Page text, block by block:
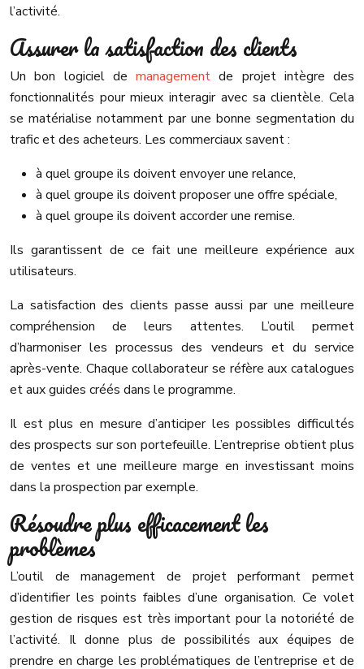
l’activité.
Assurer la satisfaction des clients
Un bon logiciel de management de projet intègre des
fonctionnalités pour mieux interagir avec sa clientèle. Cela
se matérialise notamment par une bonne segmentation du
trafic et des acheteurs. Les commerciaux savent :
à quel groupe ils doivent envoyer une relance,
à quel groupe ils doivent proposer une offre spéciale,
à quel groupe ils doivent accorder une remise.
Ils garantissent de ce fait une meilleure expérience aux
utilisateurs.
La satisfaction des clients passe aussi par une meilleure
compréhension de leurs attentes. L’outil permet
d’harmoniser les processus des vendeurs et du service
après-vente. Chaque collaborateur se réfère aux catalogues
et aux guides créés dans le programme.
Il est plus en mesure d’anticiper les possibles difficultés
des prospects sur son portefeuille. L’entreprise obtient plus
de ventes et une meilleure marge en investissant moins
dans la prospection par exemple.
Résoudre plus efficacement les
problèmes
L’outil de management de projet performant permet
d’identifier les points faibles d’une organisation. Ce volet
gestion de risques est très important pour la notoriété de
l’activité. Il donne plus de possibilités aux équipes de
prendre en charge les problématiques de l’entreprise et de